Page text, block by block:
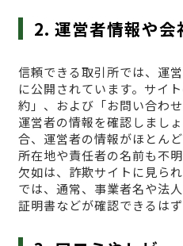
2. 運営者情報や会
信頼できる取引所では、運
に公開されています。サイ
約」、および「お問い合わ
運営者の情報を確認しまし
合、運営者の情報がほとん
所在地や責任者の名前も不
欠如は、詐欺サイトに見ら
では、通常、事業者名や法
証明書などが確認できるはず